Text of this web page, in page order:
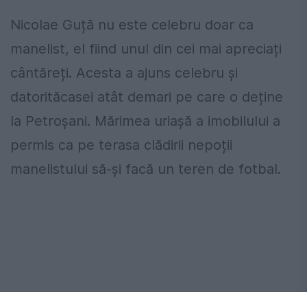
Nicolae Guță nu este celebru doar ca
manelist, el fiind unul din cei mai apreciați
cântăreți. Acesta a ajuns celebru și
datorităcasei atât demari pe care o deține
la Petroșani. Mărimea uriașă a imobilului a
permis ca pe terasa clădirii nepoții
manelistului să-și facă un teren de fotbal.